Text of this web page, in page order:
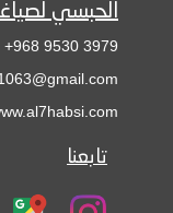
الحبسي
+968 9530 3979
تابعنا